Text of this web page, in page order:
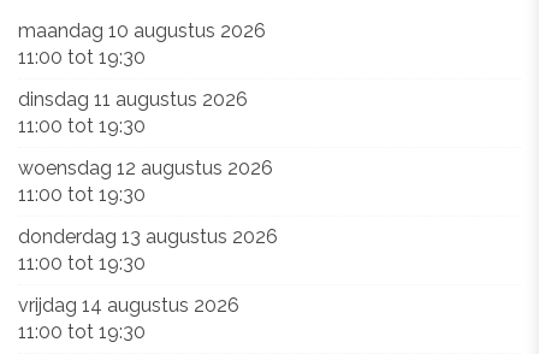
maandag 10 augustus 2026
11:00 tot 19:30
dinsdag 11 augustus 2026
11:00 tot 19:30
woensdag 12 augustus 2026
11:00 tot 19:30
donderdag 13 augustus 2026
11:00 tot 19:30
vrijdag 14 augustus 2026
11:00 tot 19:30